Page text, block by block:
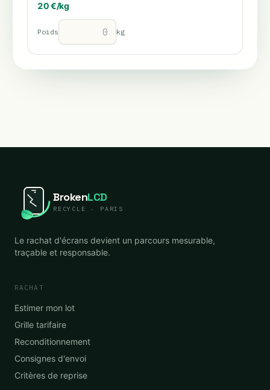
20€/kg
Poids kg
BrokenLCD
RECYCLE · PARIS
Le rachat d'écrans devient un parcours mesurable,
traçable et responsable.
RACHAT
Estimer mon lot
Grille tarifaire
Reconditionnement
Consignes d'envoi
Critères de reprise